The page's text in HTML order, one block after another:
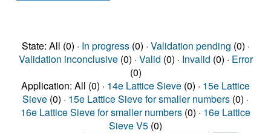
State: All (0) · In progress(0) · Validation pending (0) ·
Validation inconclusive(0) · Valid (0) · Invalid (0) · Error
(0)
Application: All (0) · 14e Lattice Sieve (0) · 15e Lattice
Sieve (0) · 15e Lattice Sieve for smaller numbers (0) ·
16e Lattice Sieve for smaller numbers (0) · 16e Lattice
Sieve V5 (0)